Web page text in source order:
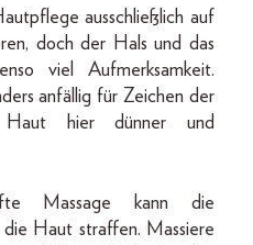
ausschließlich auf
doch der Hals und das
viel Aufmerksamkeit.
anfällig für Zeichen der
hier dünner und
Massage kann die
Haut straffen. Massiere